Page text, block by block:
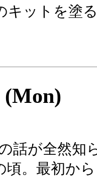
キットを塗
(Mon)
話が全然知
頃。最初か